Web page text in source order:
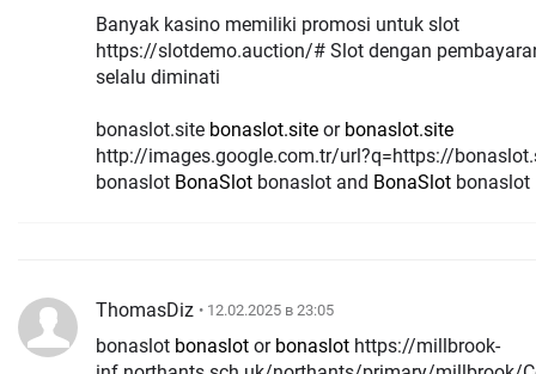
Banyak kasino memiliki promosi untuk slot
https://slotdemo.auction/# Slot dengan
selalu diminati
bonaslot.site bonaslot.site or bonaslot.site
http://images.google.com.tr/url?q=https://
bonaslot BonaSlot bonaslot and BonaSlot bonaslot
ThomasDiz • 12.02.2025 в 23:05
bonaslot bonaslot or bonaslot